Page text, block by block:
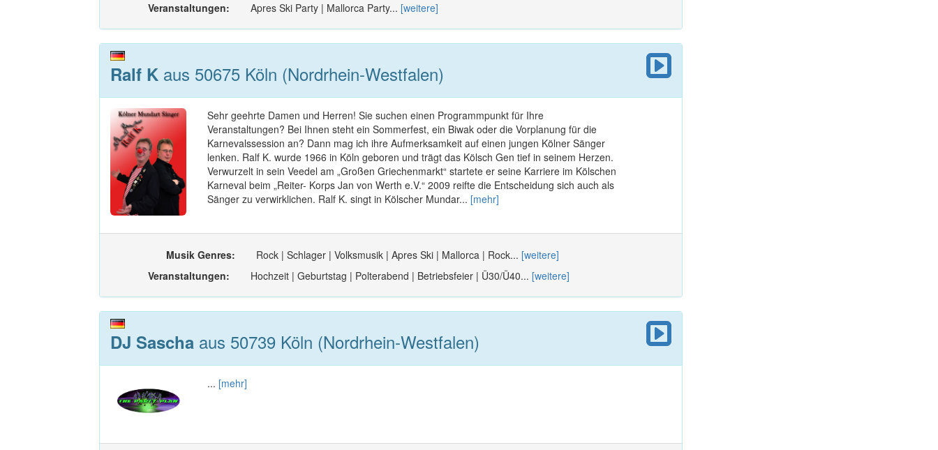
Veranstaltungen:
Apres Ski Party | Mallorca Party... [weitere]
Ralf K aus 50675 Köln (Nordrhein-Westfalen)
Sehr geehrte Damen und Herren! Sie suchen einen Programmpunkt für Ihre
Veranstaltungen? Bei Ihnen steht ein Sommerfest, ein Biwak oder die Vorplanung für die
Karnevalssession an? Dann mag ich ihre Aufmerksamkeit auf einen jungen Kölner Sänger
lenken. Ralf K. wurde 1966 in Köln geboren und trägt das Kölsch Gen tief in seinem Herzen.
Verwurzelt in sein Veedel am „Großen Griechenmarkt“ startete er seine Karriere im Kölschen
Karneval beim „Reiter- Korps Jan von Werth e.V.“ 2009 reifte die Entscheidung sich auch als
Sänger zu verwirklichen. Ralf K. singt in Kölscher Mundar... [mehr]
Musik Genres: Rock | Schlager | Volksmusik | Apres Ski | Mallorca | Rock... [weitere]
Veranstaltungen:
Hochzeit | Geburtstag | Polterabend | Betriebsfeier | Ü30/Ü40... [weitere]
DJ Sascha aus 50739 Köln (Nordrhein-Westfalen)
... [mehr]